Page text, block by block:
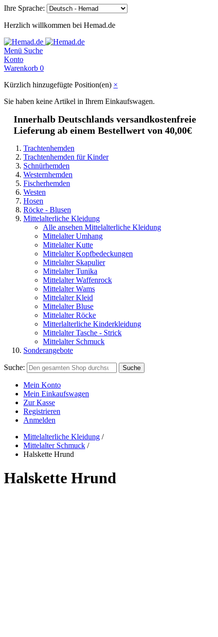
Ihre Sprache:
Herzlich willkommen bei Hemad.de
Menü Suche
Konto
Warenkorb 0
Kürzlich hinzugefügte Position(en) ×
Sie haben keine Artikel in Ihrem Einkaufswagen.
Innerhalb Deutschlands versandkostenfreie
Lieferung ab einem Bestellwert von 40,00€
Trachtenhemden
Trachtenhemden für Kinder
Schnürhemden
Westernhemden
Fischerhemden
Westen
Hosen
Röcke - Blusen
Mittelalterliche Kleidung
Alle ansehen Mittelalterliche Kleidung
Mittelalter Umhang
Mittelalter Kutte
Mittelalter Kopfbedeckungen
Mittelalter Skapulier
Mittelalter Tunika
Mittelalter Waffenrock
Mittelalter Wams
Mittelalter Kleid
Mittelalter Bluse
Mittelalter Röcke
Mitterlalterliche Kinderkleidung
Mittelalter Tasche - Strick
Mittelalter Schmuck
Sonderangebote
Suche: Suche
Mein Konto
Mein Einkaufswagen
Zur Kasse
Registrieren
Anmelden
Mittelalterliche Kleidung /
Mittelalter Schmuck /
Halskette Hrund
Halskette Hrund